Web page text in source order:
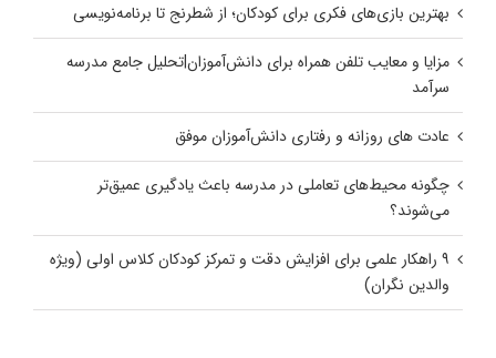
بهترین بازی‌های فکری برای کودکان؛ از شطرنج تا برنامه‌نویسی
مزایا و معایب تلفن همراه برای دانش‌آموزان|تحلیل جامع مدرسه
سرآمد
عادت‌ های روزانه و رفتاری دانش‌آموزان موفق
چگونه محیط‌های تعاملی در مدرسه باعث یادگیری عمیق‌تر
می‌شوند؟
۹ راهکار علمی برای افزایش دقت و تمرکز کودکان کلاس اولی (ویژه
والدین نگران)